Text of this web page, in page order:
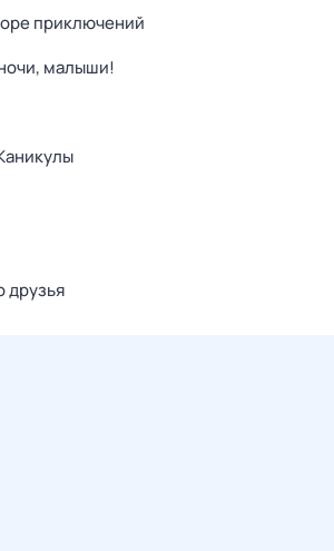
приключений
малыши!
друзья